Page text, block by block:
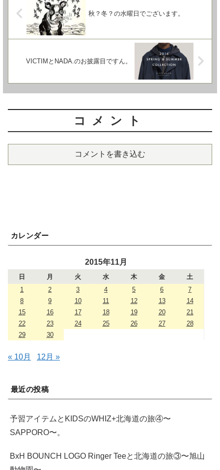
秋？冬？の水曜日でございます。
VICTIMとNADA.のお披露目ですん。
コメント
コメントを書き込む
カレンダー
2015年11月
日 月 火 水 木 金
土
1
2 3 4 5 6
7
8
9 10 11 12 13
14
15
16 17 18 19 20
21
22
23 24 25 26 27
28
29
30
« 10月 12月 »
最近の投稿
予習アイテムとKIDSのWHIZ+北海道の旅④〜
SAPPORO〜。
BxH BOUNCH LOGO Ringer Teeと北海道の旅③〜旭山